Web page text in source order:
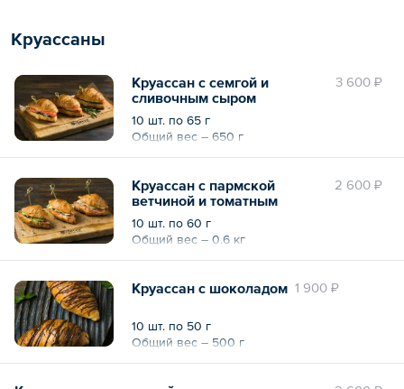
Круассаны
3 600 ₽
Круассан с семгой и
сливочным сыром
10 шт. по 65 г
Общий вес – 650 г
2 600 ₽
Круассан с пармской
ветчиной и томатным
соусом
10 шт. по 60 г
Общий вес – 0.6 кг
1 900 ₽
Круассан с шоколадом
10 шт. по 50 г
Общий вес – 500 г